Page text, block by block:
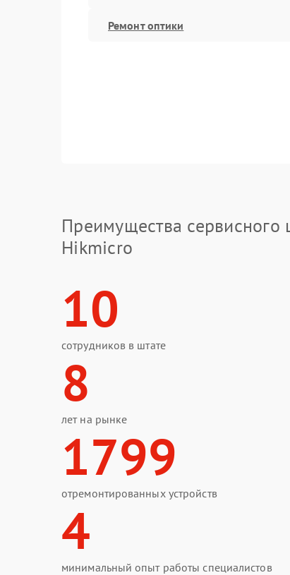
Ремонт оптики
Преимущества сервисного
Hikmicro
10
сотрудников в штате
8
лет на рынке
1799
отремонтированных устройств
4
минимальный опыт работы специалистов